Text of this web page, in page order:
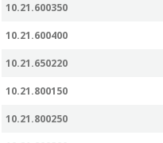
10.21.600350
10.21.600400
10.21.650220
10.21.800150
10.21.800250